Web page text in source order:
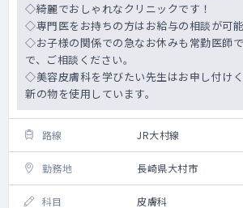
◇綺麗でおしゃれなクリニックです！
◇専門医をお持ちの方はお給与の相談が可能
◇お子様の関係での急なお休みも常勤医師
で、ご相談ください。
◇美容皮膚科を学びたい先生はお申し付け
新の物を使用しています。
路線 JR大村線
勤務地 長崎県大村市
科目 皮膚科